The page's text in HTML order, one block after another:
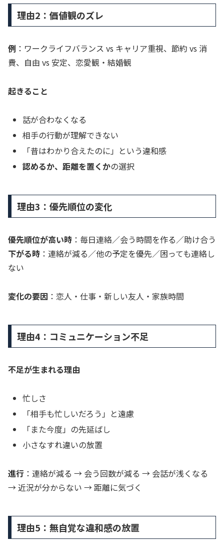
理由2：価値観のズレ
例 ：ワークライフバランス vs キャリア重視、節約 vs 消
費、自由 vs 安定、恋愛観・結婚観
起きること
話が合わなくなる
相手の行動が理解できない
「昔はわかり合えたのに」という違和感
認めるか、距離を置くかの選択
理由3：優先順位の変化
優先順位が高い時 ：毎日連絡／会う時間を作る／助け合う
下がる時 ：連絡が減る／他の予定を優先／困っても連絡し
ない
変化の要因 ：恋人・仕事・新しい友人・家族時間
理由4：コミュニケーション不足
不足が生まれる理由
忙しさ
「相手も忙しいだろう」と遠慮
「また今度」の先延ばし
小さなすれ違いの放置
進行 ：連絡が減る → 会う回数が減る → 会話が浅くなる
→ 近況が分からない → 距離に気づく
理由5：無自覚な違和感の放置